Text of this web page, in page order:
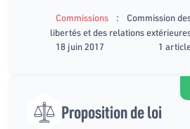
Commissions :
Commission
libertés et des relations
18 juin 2017
1
Proposition de loi